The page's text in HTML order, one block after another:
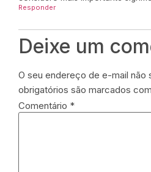
Responder
Deixe um
O seu endereço de e-mail não
obrigatórios são marcados com
Comentário *